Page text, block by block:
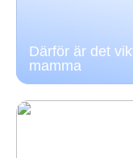
Därför är det
mamma